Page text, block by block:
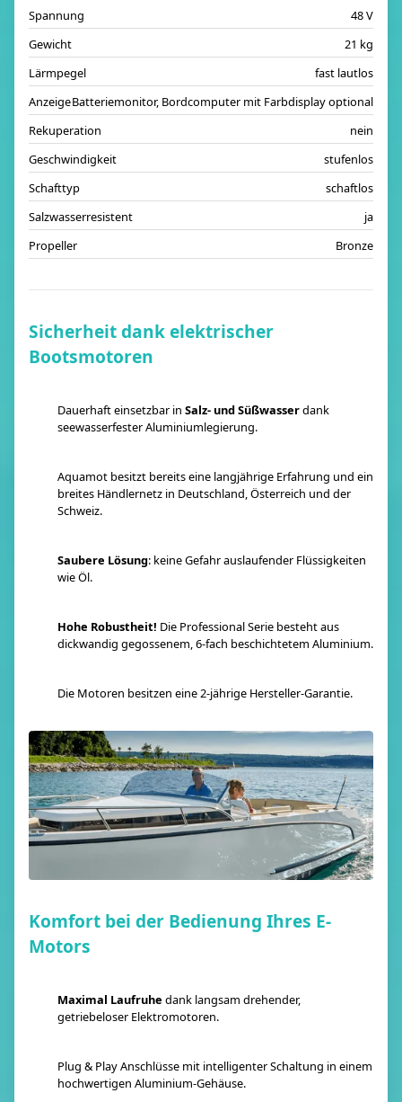
Spannung
48 V
Gewicht
21 kg
Lärmpegel
fast lautlos
AnzeigeBatteriemonitor, Bordcomputer mit Farbdisplay optional
Rekuperation
nein
Geschwindigkeit
stufenlos
Schafttyp
schaftlos
Salzwasserresistent
ja
Propeller
Bronze
Sicherheit dank elektrischer
Bootsmotoren
Dauerhaft einsetzbar in Salz- und Süßwasserdank
seewasserfester Aluminiumlegierung.
Aquamot besitzt bereits eine langjährige Erfahrung und ein
breites Händlernetz in Deutschland, Österreich und der
Schweiz.
Saubere Lösung: keine Gefahr auslaufender Flüssigkeiten
wie Öl.
Hohe Robustheit! Die Professional Serie besteht aus
dickwandig gegossenem, 6-fach beschichtetem Aluminium.
Die Motoren besitzen eine 2-jährige Hersteller-Garantie.
Komfort bei der Bedienung Ihres E-
Motors
Maximal Laufruhe dank langsam drehender,
getriebeloser Elektromotoren.
Plug & Play Anschlüsse mit intelligenter Schaltung in einem
hochwertigen Aluminium-Gehäuse.